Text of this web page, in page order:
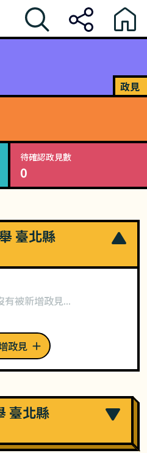
政見
待確認政見數
0
臺北縣
有被新增政見...
政見
臺北縣